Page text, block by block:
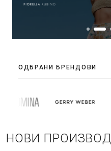
ОДБРАНИ БРЕНДОВИ
НОВИ